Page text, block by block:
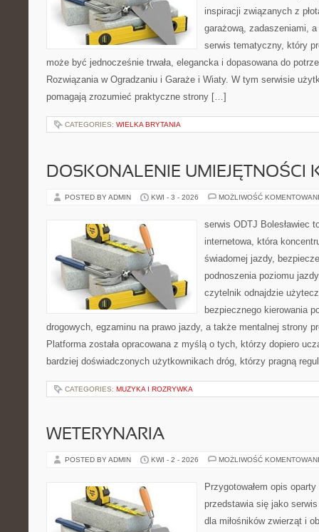
inspiracji związanych z
garażową, zadaszeniami,
serwis tematyczny, który
może być jednocześnie trwała, elegancka i dopasowana do
Rozwiązania w Ogradzaniu i Garaże i Wiaty. W tym serwisie
pomagają zrozumieć praktyczne strony […]
CATEGORIES: WIELKA BRYTANIA
DOSKONALENIE UMIEJĘTNOŚCI
POSTED BY ADMIN KWI - 3 - 2026 MOŻLIWOŚĆ
serwis ODTJ Bolesławiec
internetowa, która
świadomej jazdy,
podnoszenia poziomu
czytelnik odnajdzie
bezpiecznego kierowania
drogowych, egzaminu na prawo jazdy, a także mentalnej strony
Platforma została opracowana z myślą o tych, którzy dopiero
bardziej doświadczonych użytkownikach dróg, którzy pragną
CATEGORIES: MUZYKA I ROZRYWKA
WETERYNARIA
POSTED BY ADMIN KWI - 2 - 2026 MOŻLIWOŚĆ
Przygotowałem opis
przedstawia się jako
dla miłośników zwierząt i